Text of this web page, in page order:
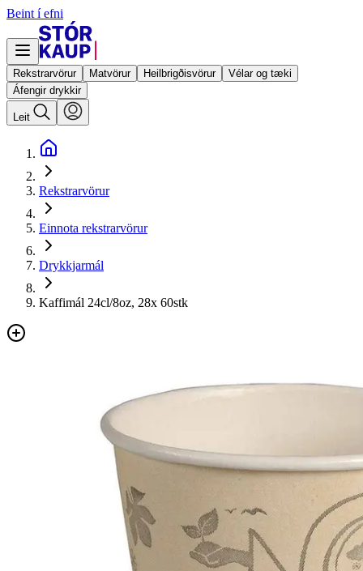
Beint í efni
Rekstrarvörur Matvörur Heilbrigðisvörur
Vélar og tæki
Áfengir drykkir
Leit
Rekstrarvörur
Einnota rekstrarvörur
Drykkjarmál
Kaffimál 24cl/8oz, 28x 60stk